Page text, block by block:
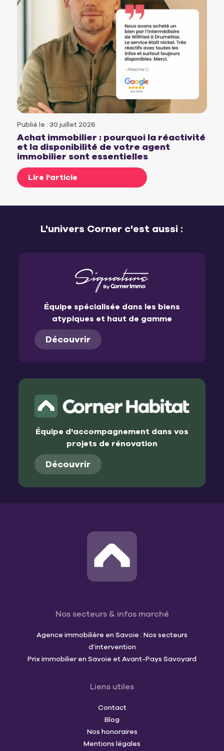
Publié le : 30 juillet 2026
Achat immobilier : pourquoi la réactivité
et la disponibilité de votre agent
immobilier sont essentielles
Lire l'article
L'univers Corner c'est aussi :
Équipe spécialisée dans les biens
atypiques et haut de gamme
Découvrir
Équipe d'accompagnement dans vos
projets de rénovation
Découvrir
Nos secteurs & infos marché
Agence immobilière en Savoie : Nos secteurs
d’intervention
Prix immobilier en Savoie et Avant-Pays Savoyard
Liens utiles
Contact
Blog
Nos honoraires
Mentions légales